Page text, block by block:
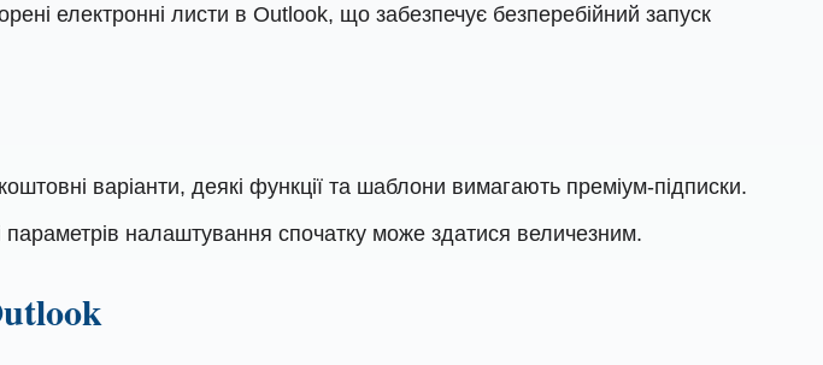
електронні листи в Outlook, що забезпечує безперебійний запуск
варіанти, деякі функції та шаблони вимагають преміум-підписки.
параметрів налаштування спочатку може здатися величезним.